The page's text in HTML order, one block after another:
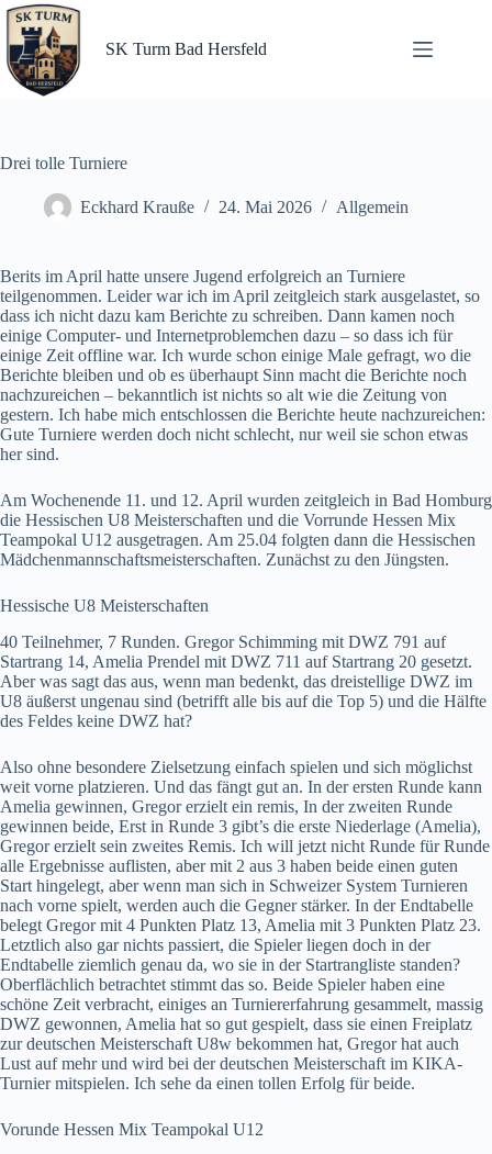
Zum
Inhalt
springen
SK Turm Bad Hersfeld
Drei tolle Turniere
Eckhard Krauße 24. Mai 2026 Allgemein
Berits im April hatte unsere Jugend erfolgreich an Turniere
teilgenommen. Leider war ich im April zeitgleich stark ausgelastet, so
dass ich nicht dazu kam Berichte zu schreiben. Dann kamen noch
einige Computer- und Internetproblemchen dazu – so dass ich für
einige Zeit offline war. Ich wurde schon einige Male gefragt, wo die
Berichte bleiben und ob es überhaupt Sinn macht die Berichte noch
nachzureichen – bekanntlich ist nichts so alt wie die Zeitung von
gestern. Ich habe mich entschlossen die Berichte heute nachzureichen:
Gute Turniere werden doch nicht schlecht, nur weil sie schon etwas
her sind.
Am Wochenende 11. und 12. April wurden zeitgleich in Bad Homburg
die Hessischen U8 Meisterschaften und die Vorrunde Hessen Mix
Teampokal U12 ausgetragen. Am 25.04 folgten dann die Hessischen
Mädchenmannschaftsmeisterschaften. Zunächst zu den Jüngsten.
Hessische U8 Meisterschaften
40 Teilnehmer, 7 Runden. Gregor Schimming mit DWZ 791 auf
Startrang 14, Amelia Prendel mit DWZ 711 auf Startrang 20 gesetzt.
Aber was sagt das aus, wenn man bedenkt, das dreistellige DWZ im
U8 äußerst ungenau sind (betrifft alle bis auf die Top 5) und die Hälfte
des Feldes keine DWZ hat?
Also ohne besondere Zielsetzung einfach spielen und sich möglichst
weit vorne platzieren. Und das fängt gut an. In der ersten Runde kann
Amelia gewinnen, Gregor erzielt ein remis, In der zweiten Runde
gewinnen beide, Erst in Runde 3 gibt’s die erste Niederlage (Amelia),
Gregor erzielt sein zweites Remis. Ich will jetzt nicht Runde für Runde
alle Ergebnisse auflisten, aber mit 2 aus 3 haben beide einen guten
Start hingelegt, aber wenn man sich in Schweizer System Turnieren
nach vorne spielt, werden auch die Gegner stärker. In der Endtabelle
belegt Gregor mit 4 Punkten Platz 13, Amelia mit 3 Punkten Platz 23.
Letztlich also gar nichts passiert, die Spieler liegen doch in der
Endtabelle ziemlich genau da, wo sie in der Startrangliste standen?
Oberflächlich betrachtet stimmt das so. Beide Spieler haben eine
schöne Zeit verbracht, einiges an Turniererfahrung gesammelt, massig
DWZ gewonnen, Amelia hat so gut gespielt, dass sie einen Freiplatz
zur deutschen Meisterschaft U8w bekommen hat, Gregor hat auch
Lust auf mehr und wird bei der deutschen Meisterschaft im KIKA-
Turnier mitspielen. Ich sehe da einen tollen Erfolg für beide.
Vorunde Hessen Mix Teampokal U12